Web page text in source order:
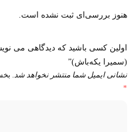
هنوز بررسی‌ای ثبت نشده است.
(سمیرا یکه‌باش)”
نشانی ایمیل شما منتشر نخواهد شد.
*